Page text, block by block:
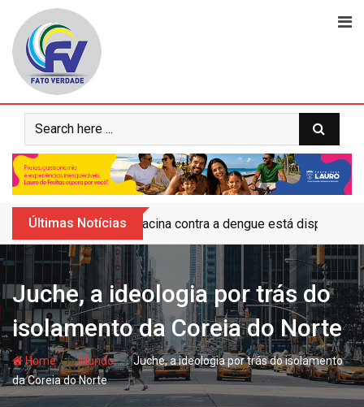
content
Últimas Notícias Vacina contra a dengue está
Juche, a ideologia por trás do
isolamento da Coreia do Norte
Home- hjMundo- hjJuche, a ideologia por trás do isolamento
da Coreia do Norte